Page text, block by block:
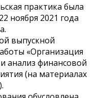
практика была
ноября 2021 года
выпускной
«Организация
и анализ финансовой
(на материалах